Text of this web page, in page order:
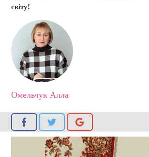
світу!
Омельчук Алла